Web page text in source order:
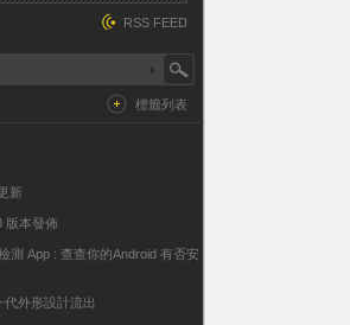
RSS FEED
標籤列表
新
版本發佈
測 App : 查查你的Android 有否安
代外形設計流出